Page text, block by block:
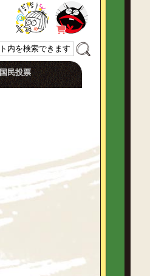
国民投票